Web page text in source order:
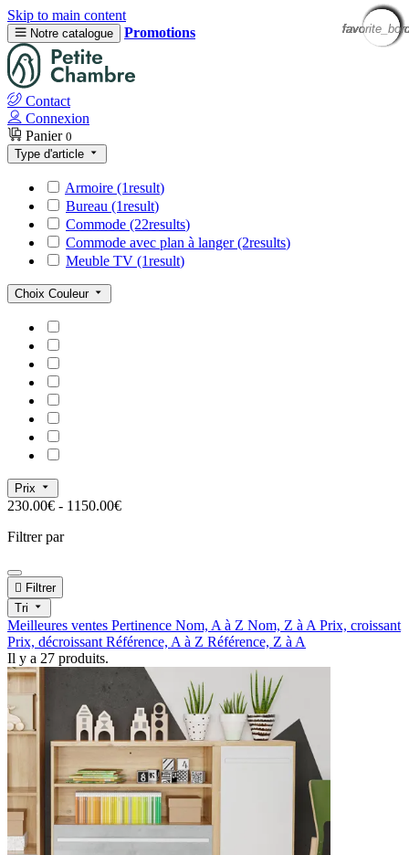
Skip to main content
Notre catalogue Promotions
Contact
Connexion
Panier 0
Type d'article
Armoire (1result)
Bureau (1result)
Commode (22results)
Commode avec plan à langer(2results)
Meuble TV (1result)
Choix Couleur
Prix
230.00€ - 1150.00€
Filtrer par
 Filtrer
Tri
Meilleures ventes Pertinence Nom, A à Z Nom, Z à A Prix, croissant
Prix, décroissant Référence, A à Z Référence, Z à A
Il y a 27 produits.